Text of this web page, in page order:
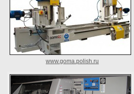
www.goma.polish.ru